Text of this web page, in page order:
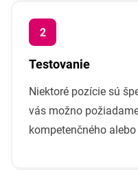
Testovanie
Niektoré pozície sú
vás možno
kompetenčného